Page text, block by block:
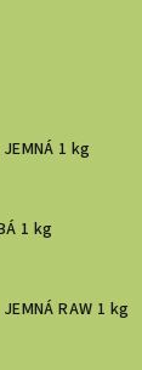
1 kg
1 kg
RAW 1 kg